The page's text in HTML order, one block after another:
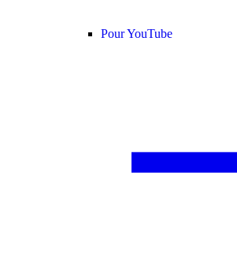
Pour YouTube